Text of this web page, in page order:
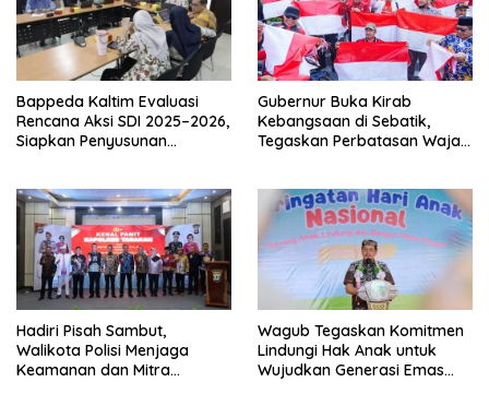
Bappeda Kaltim Evaluasi
Rencana Aksi SDI 2025–2026,
Siapkan Penyusunan
Gubernur Buka Kirab
Kebangsaan di Sebatik,
Tegaskan Perbatasan Wajah
Hadiri Pisah Sambut,
Walikota Polisi Menjaga
Keamanan dan Mitra
Wagub Tegaskan Komitmen
Lindungi Hak Anak untuk
Wujudkan Generasi Emas